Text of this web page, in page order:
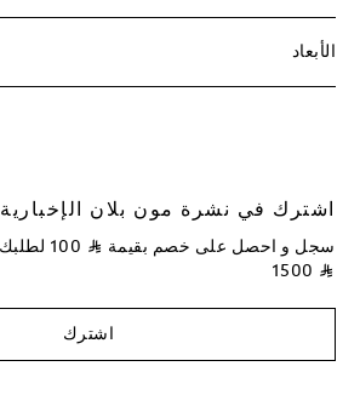
الأبعاد
اشترك في نشرة مون بلان الإخبارية
سجل و احصل على خصم بقيمة ⃁
⃁
اشترك